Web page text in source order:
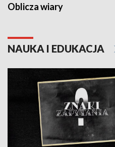
Oblicza wiary
NAUKA I EDUKACJA